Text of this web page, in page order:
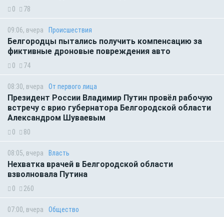
0 78
09:06, вчера Происшествия
Белгородцы пытались получить компенсацию за
фиктивные дроновые повреждения авто
0 74
08:30, вчера От первого лица
Президент России Владимир Путин провёл рабочую
встречу с врио губернатора Белгородской области
Александром Шуваевым
0 80
08:05, вчера Власть
Нехватка врачей в Белгородской области
взволновала Путина
0 260
07:00, вчера Общество